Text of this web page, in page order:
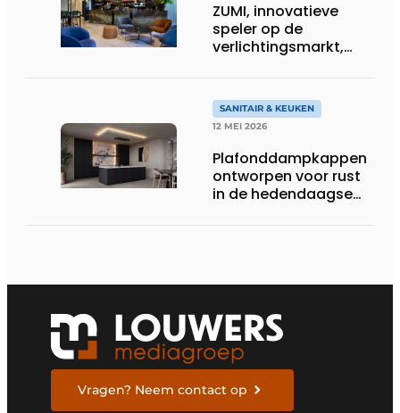
ZUMI, innovatieve
speler op de
verlichtingsmarkt,
SANITAIR & KEUKEN
12 MEI 2026
Plafonddampkappen
ontworpen voor rust
in de hedendaagse
Vragen? Neem contact op